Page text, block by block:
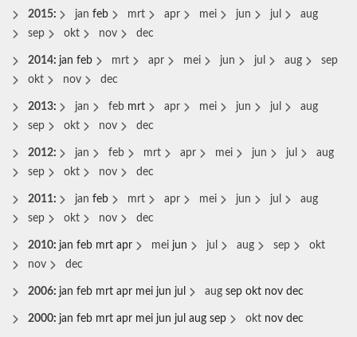
2015: jan feb mrt apr mei jun jul
aug
sep
okt nov dec
2014: jan feb mrt apr mei jun jul aug
sep
okt
nov dec
2013: jan feb mrt apr mei jun jul
aug
sep
okt nov dec
2012: jan feb mrt apr mei jun jul
aug
sep
okt nov dec
2011: jan feb mrt apr mei jun jul
aug
sep
okt nov dec
2010: jan feb mrt apr mei jun jul aug sep
okt
nov
dec
2006: jan feb mrt apr mei jun jul aug sep okt nov dec
2000: jan feb mrt apr mei jun jul aug sep okt nov dec